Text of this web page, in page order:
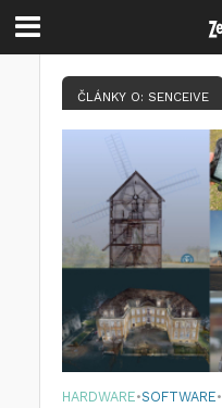
ČLÁNKY O: SENCEIVE
HARDWARE•SOFTWARE•